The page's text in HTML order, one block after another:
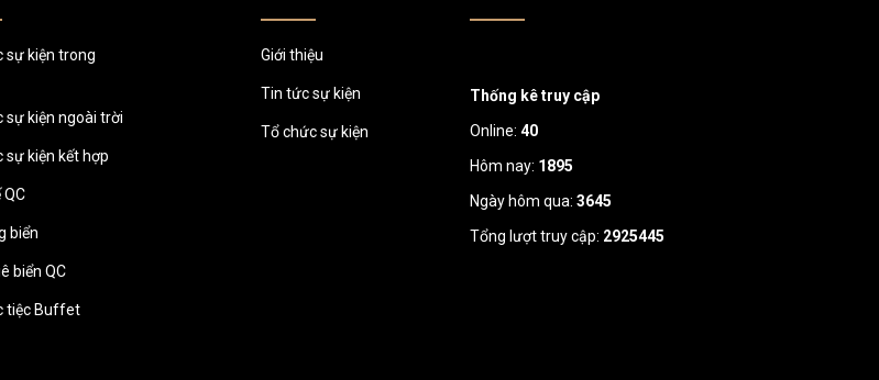
sự kiện trong
sự kiện ngoài trời
sự kiện kết hợp
QC
biển
biển QC
tiệc Buffet
Giới thiệu
Tin tức sự kiện
Tổ chức sự kiện
Thống kê truy cập
Online: 40
Hôm nay: 1895
Ngày hôm qua: 3645
Tổng lượt truy cập: 2925445